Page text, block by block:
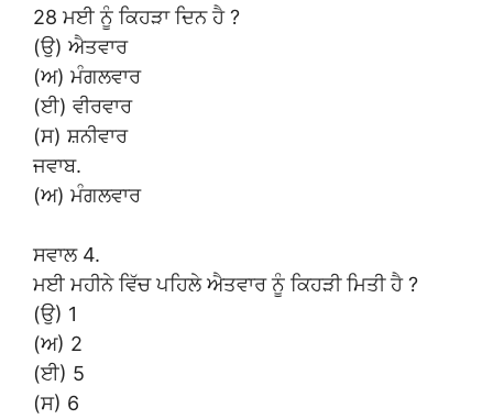
28 ਮਈ ਨੂੰ ਕਿਹੜਾ ਦਿਨ ਹੈ ?
(ਉ) ਐਤਵਾਰ
(ਅ) ਮੰਗਲਵਾਰ
(ਈ) ਵੀਰਵਾਰ
(ਸ) ਸ਼ਨੀਵਾਰ
ਜਵਾਬ.
(ਅ) ਮੰਗਲਵਾਰ
ਸਵਾਲ 4.
ਮਈ ਮਹੀਨੇ ਵਿੱਚ ਪਹਿਲੇ ਐਤਵਾਰ ਨੂੰ ਕਿਹੜੀ ਮਿਤੀ ਹੈ ?
(ਉ) 1
(ਅ) 2
(ਈ) 5
(ਸ) 6